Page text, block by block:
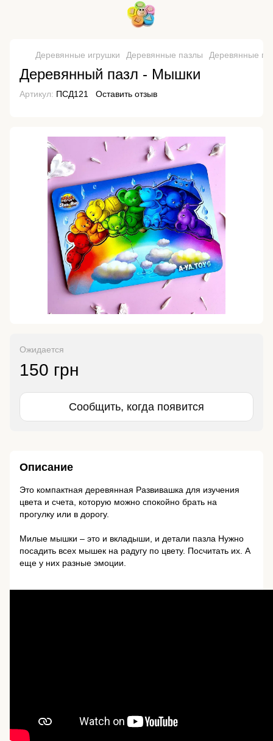
Деревянные игрушки Деревянные пазлы Деревянные
Деревянный пазл - Мышки
Артикул: ПСД121 Оставить отзыв
Ожидается
150 грн
Сообщить, когда появится
Описание
Это компактная деревянная Развивашка для изучения
цвета и счета, которую можно спокойно брать на
прогулку или в дорогу.
Милые мышки – это и вкладыши, и детали пазла Нужно
посадить всех мышек на радугу по цвету. Посчитать их. А
еще у них разные эмоции.